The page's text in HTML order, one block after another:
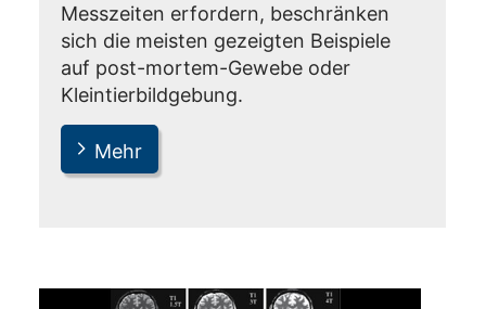
Messzeiten erfordern, beschränken
sich die meisten gezeigten Beispiele
auf post-mortem-Gewebe oder
Kleintierbildgebung.
Mehr